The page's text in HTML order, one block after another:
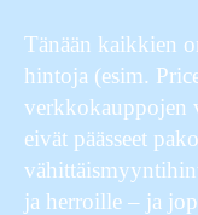
Tänään kaikkien
hintoja (esim.
verkkokauppojen
eivät päässeet
ja herroille – ja